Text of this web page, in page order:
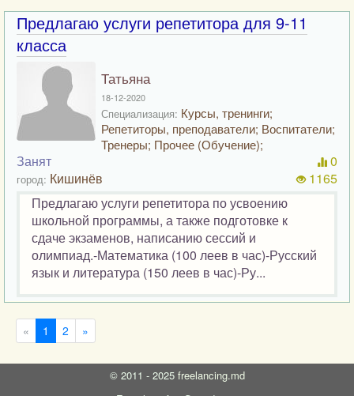
Предлагаю услуги репетитора для 9-11
класса
Татьяна
18-12-2020
Специализация: Курсы, тренинги;
Репетиторы, преподаватели; Воспитатели;
Тренеры; Прочее (Обучение);
Занят
город: Кишинёв
0
1165
Предлагаю услуги репетитора по усвоению
школьной программы, а также подготовке к
сдаче экзаменов, написанию сессий и
олимпиад.-Математика (100 леев в час)-Русский
язык и литература (150 леев в час)-Ру...
« 1 2 »
© 2011 - 2025 freelancing.md